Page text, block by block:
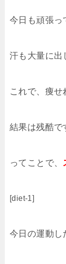
今日も頑張っ
汗も大量に出
これで、痩せ
結果は残酷で
ってことで、
[diet-1]
今日の運動し